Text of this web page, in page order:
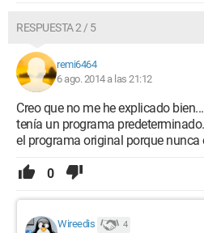
RESPUESTA 2 / 5
remi6464
6 ago. 2014 a las 21:12
Creo que no me he explicado
tenía un programa
el programa original porque nunca
0
Wireedis 4